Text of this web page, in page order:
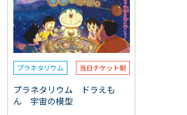
予約 選択なし
参加費（入館料別途） 選択なし
プラネタリウム 当日チケット制
プラネタリウム ドラえも
ん 宇宙の模型